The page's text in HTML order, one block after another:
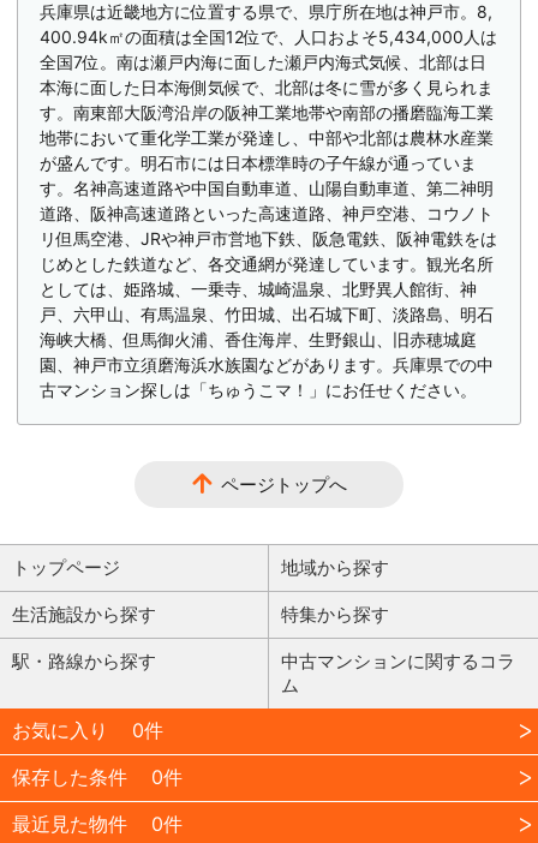
兵庫県は近畿地方に位置する県で、県庁所在地は神戸市。8,
400.94k㎡の面積は全国12位で、人口およそ5,434,000人は
全国7位。南は瀬戸内海に面した瀬戸内海式気候、北部は日
本海に面した日本海側気候で、北部は冬に雪が多く見られま
す。南東部大阪湾沿岸の阪神工業地帯や南部の播磨臨海工業
地帯において重化学工業が発達し、中部や北部は農林水産業
が盛んです。明石市には日本標準時の子午線が通っていま
す。名神高速道路や中国自動車道、山陽自動車道、第二神明
道路、阪神高速道路といった高速道路、神戸空港、コウノト
リ但馬空港、JRや神戸市営地下鉄、阪急電鉄、阪神電鉄をは
じめとした鉄道など、各交通網が発達しています。観光名所
としては、姫路城、一乗寺、城崎温泉、北野異人館街、神
戸、六甲山、有馬温泉、竹田城、出石城下町、淡路島、明石
海峡大橋、但馬御火浦、香住海岸、生野銀山、旧赤穂城庭
園、神戸市立須磨海浜水族園などがあります。兵庫県での中
古マンション探しは「ちゅうこマ！」にお任せください。
ページトップへ
トップページ 地域から探す
生活施設から探す 特集から探す
駅・路線から探す
中古マンションに関するコラ
ム
お気に入り
0件
保存した条件
0件
最近見た物件
0件